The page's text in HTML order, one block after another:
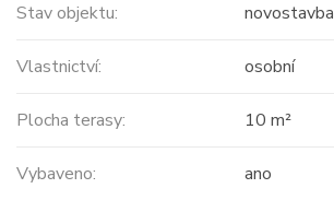
Stav objektu: novostavba
Vlastnictví: osobní
Plocha terasy: 10 m²
Vybaveno: ano